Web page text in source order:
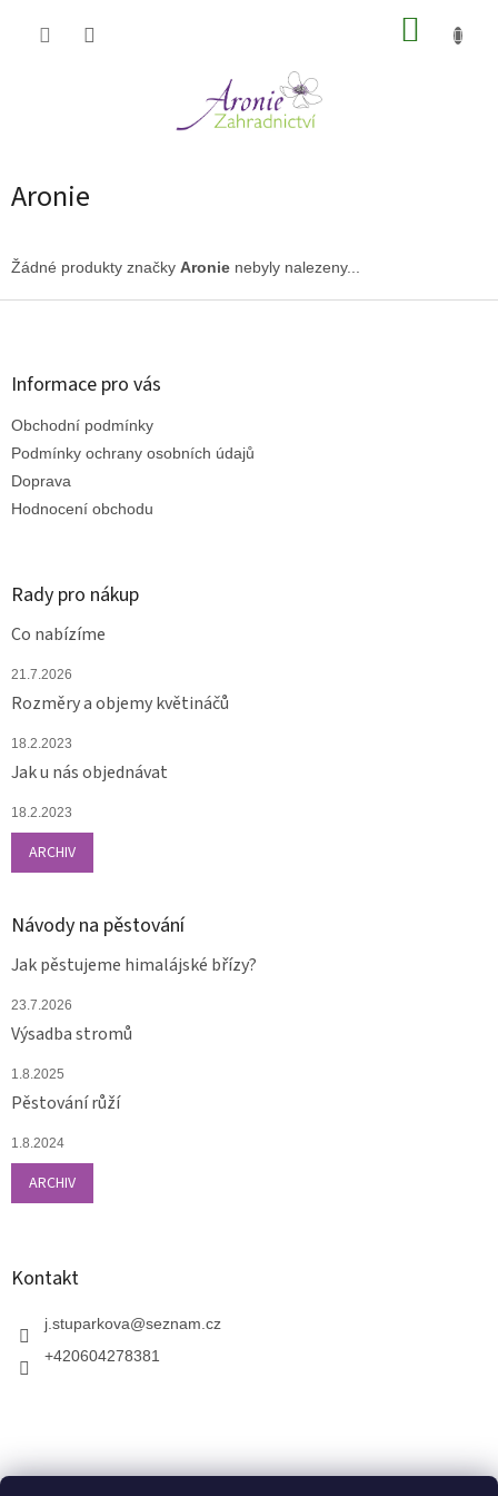
Aronie
Žádné produkty značky Aronie nebyly nalezeny...
Z
Informace pro vás
Obchodní podmínky
Podmínky ochrany osobních údajů
Doprava
Hodnocení obchodu
Rady pro nákup
Co nabízíme
21.7.2026
Rozměry a objemy květináčů
18.2.2023
Jak u nás objednávat
18.2.2023
ARCHIV
Návody na pěstování
Jak pěstujeme himalájské břízy?
23.7.2026
Výsadba stromů
1.8.2025
Pěstování růží
1.8.2024
ARCHIV
Kontakt
j.stuparkova@seznam.cz
+420604278381